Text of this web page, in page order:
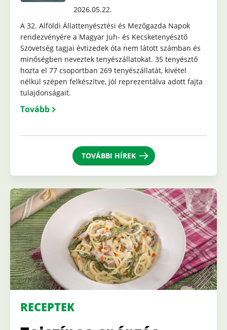
2026.05.22.
A 32. Alföldi Állattenyésztési és Mezőgazda Napok
rendezvényére a Magyar Juh- és Kecsketenyésztő
Szövetség tagjai évtizedek óta nem látott számban és
minőségben neveztek tenyészállatokat. 35 tenyésztő
hozta el 77 csoportban 269 tenyészállatát, kivétel
nélkül szépen felkészítve, jól reprezentálva adott fajta
tulajdonságait.
Tovább
TOVÁBBI HÍREK
RECEPTEK